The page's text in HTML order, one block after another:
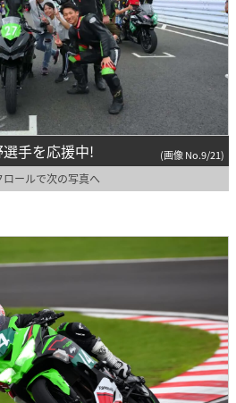
手を応援中! (画像 No.9/21)
ロールで次の写真へ